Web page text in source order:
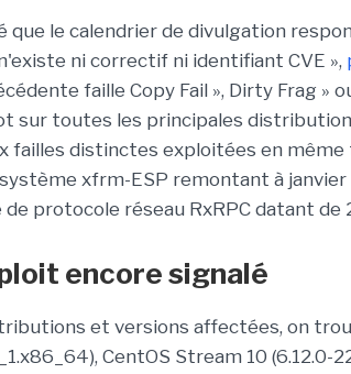
que le calendrier de divulgation
ni correctif ni identifiant CVE »,
faille Copy Fail », Dirty Frag »
sur toutes les principales
failles distinctes exploitées en même
xfrm-ESP remontant à janvier
protocole réseau RxRPC datant de
encore signalé
et versions affectées, on
CentOS Stream 10 (6.12.0-